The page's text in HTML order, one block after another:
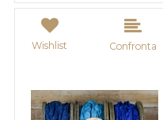
Wishlist Confronta